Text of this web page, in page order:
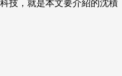
技，就是本文要介紹的沈積